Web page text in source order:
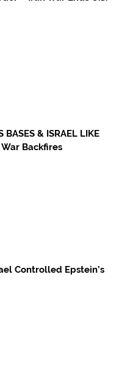
& ISRAEL LIKE
War Backfires
Controlled Epstein’s